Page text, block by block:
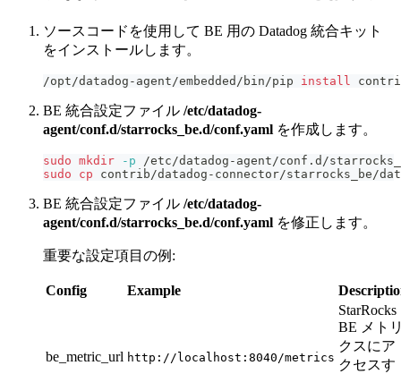
ソースコードを使用して BE 用の Datadog 統合キット
をインストールします。
/opt/datadog-agent/embedded/bin/pip install
BE 統合設定ファイル /etc/datadog-
agent/conf.d/starrocks_be.d/conf.yaml を作成します。
sudo mkdir -p /etc/datadog-agent/conf.d/
sudo
cp contrib/datadog-connector/starrocks_be/
BE 統合設定ファイル /etc/datadog-
agent/conf.d/starrocks_be.d/conf.yaml を修正します。
重要な設定項目の例:
Config Example
be_metric_url http://localhost:8040/metrics
StarRocks
BE メト
クスにア
クセスす